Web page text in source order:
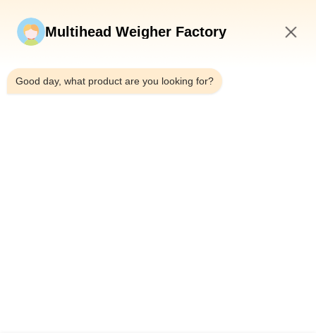
Stuur nu
Multihead Weigher Factory
Good day, what product are you looking for?